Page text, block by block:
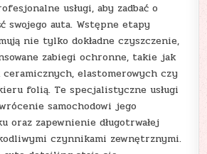
usługi, aby zadbać o
swojego auta. Wstępne etapy
nie tylko dokładne czyszczenie,
zabiegi ochronne, takie jak
ceramicznych, elastomerowych czy
folią. Te specjalistyczne usługi
samochodowi jego
oraz zapewnienie długotrwałej
czynnikami zewnętrznymi.